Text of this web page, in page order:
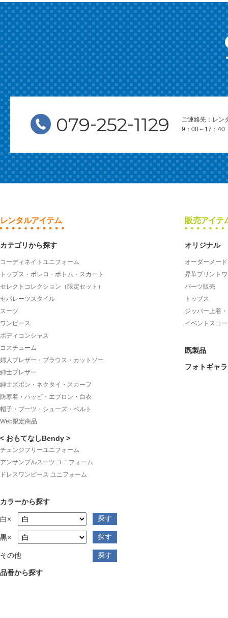
079-252-1129
ご連絡先：レン
9：00～17：
レンタルアイテム
カテゴリから探す
コーディネイトユニフォーム
トップス・ボレロ・ボトム・スカート
セレクトコレクション（限定セット）
セパレーツスタイル
スーツ
ワンピース
ボディコンシャス
コスチューム
婦人ブレザー・ブラウス・カットソー
紳士ブレザー
紳士ズボン・ネクタイ・スカーフ
防寒着・ハッピ・エプロン・白衣
帽子・ブーツ・シューズ・ベルト
Web限定商品
< おもてなしBendy >
チェンジフリーユニフォーム
アンサンブルスーツ ユニフォーム
ドレスワンピース ユニフォーム
カラーから探す
白×
黒×
その他
品番から探す
販売アイテ
オリジナル
オーダーメー
昇華プリント
パーツ販売
トップス
ジッパー上着
イベントスコ
既製品
フォトギャ